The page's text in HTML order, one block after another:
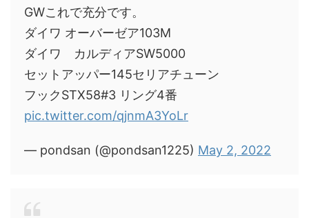
GWこれで充分です。
ダイワ オーバーゼア103M
ダイワ カルディアSW5000
セットアッパー145セリアチューン
フックSTX58#3 リング4番
pic.twitter.com/qjnmA3YoLr
— pondsan (@pondsan1225) May 2, 2022